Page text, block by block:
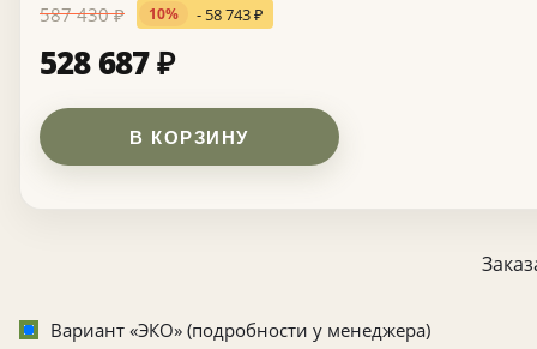
587 430₽ 10% - 58 743₽
528 687₽
В КОРЗИНУ
Вариант «ЭКО» (подробности у менеджера)